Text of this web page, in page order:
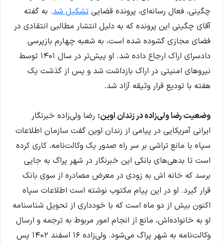
چگینی، فعال رسانه‌ای، پرونده قضایی تشکیل شد. به گفته
آقای چگینی این پرونده که به دلیل انتشار مطالبی انتقادی در
فضای مجازی گشوده شده است، به شعبه چهارم بازپرسی
دادسرای اراک ارجاع داده شد. او پیش‌تر در سال ۱۴۰۱ توسط
نیروهای امنیتی در اراک بازداشت شد و پس از گذشت یک
هفته با تودیع قرار وثیقه آزاد شد.
وضعیت رضا ولی‌زاده در زندان اوین:رضا ولی‌زاده خبرنگار
ایرانی آمریکایی در پیامی از زندان اوین گفت سازمان اطلاعات
سپاه با مانع تراشی بر سر راه صدور یک وکالت‌نامه، کاری کرده
است تا بدهی‌های بانکی این خبرنگار در شهر پراگ به جایی
برسد که خانه اش به زودی در معرض مصادره از سوی بانک
قرار گیرد. او در این پیام مکتوب نوشته است اطلاعات سپاه
اکنون بیش از دو ماه است که با خودداری از تحویل شناسنامه‌
او به خانواده‌اش، مانع از انجام امور مربوط به ترجمه و ارسال
وکالت‌نامه به شهر پراگ می‌شود. ولی‌زاده ۱۶ اسفند ۱۴۰۲ پس